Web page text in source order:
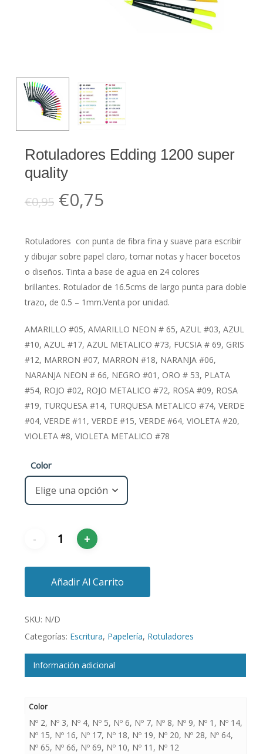
Rotuladores Edding 1200 super
quality
€0,95 El
precio
original
era:
€0,95.
€0,75El
actual
es:
€0,75.
Rotuladores con punta de fibra fina y suave para escribir
y dibujar sobre papel claro, tomar notas y hacer bocetos
o diseños. Tinta a base de agua en 24 colores
brillantes. Rotulador de 16.5cms de largo punta para doble
trazo, de 0.5 – 1mm.Venta por unidad.
AMARILLO #05, AMARILLO NEON # 65, AZUL #03, AZUL
#10, AZUL #17, AZUL METALICO #73, FUCSIA # 69, GRIS
#12, MARRON #07, MARRON #18, NARANJA #06,
NARANJA NEON # 66, NEGRO #01, ORO # 53, PLATA
#54, ROJO #02, ROJO METALICO #72, ROSA #09, ROSA
#19, TURQUESA #14, TURQUESA METALICO #74, VERDE
#04, VERDE #11, VERDE #15, VERDE #64, VIOLETA #20,
VIOLETA #8, VIOLETA METALICO #78
Color
Añadir Al Carrito
SKU: N/D
Categorías: Escritura, Papelería, Rotuladores
Información adicional
Color
Nº 2, Nº 3, Nº 4, Nº 5, Nº 6, Nº 7, Nº 8, Nº 9, Nº 1, Nº 14,
Nº 15, Nº 16, Nº 17, Nº 18, Nº 19, Nº 20, Nº 28, Nº 64,
Nº 65, Nº 66, Nº 69, Nº 10, Nº 11, Nº 12